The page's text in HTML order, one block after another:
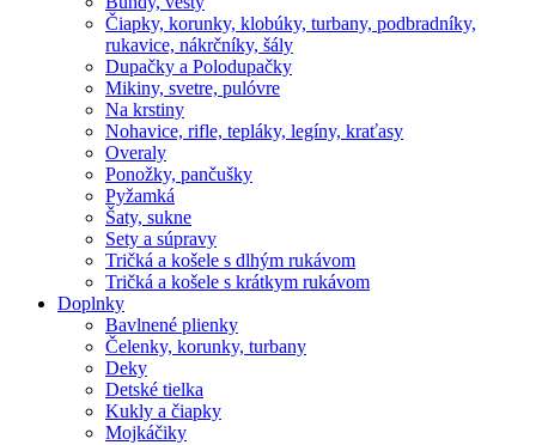
Čiapky, korunky, klobúky, turbany, podbradníky,
rukavice, nákrčníky, šály
Dupačky a Polodupačky
Mikiny, svetre, pulóvre
Na krstiny
Nohavice, rifle, tepláky, legíny, kraťasy
Overaly
Ponožky, pančušky
Pyžamká
Šaty, sukne
Sety a súpravy
Tričká a košele s dlhým rukávom
Tričká a košele s krátkym rukávom
Doplnky
Bavlnené plienky
Čelenky, korunky, turbany
Deky
Detské tielka
Kukly a čiapky
Mojkáčiky